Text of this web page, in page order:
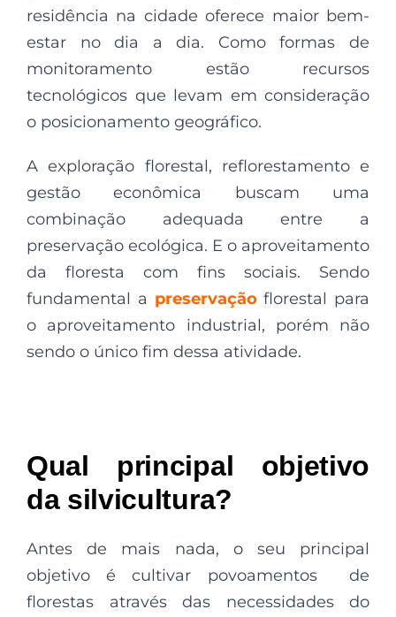
residência na cidade oferece maior bem-
estar no dia a dia. Como formas de
monitoramento estão recursos
tecnológicos que levam em consideração
o posicionamento geográfico.
A exploração florestal, reflorestamento e
gestão econômica buscam uma
combinação adequada entre a
preservação ecológica. E o aproveitamento
da floresta com fins sociais. Sendo
fundamental a preservação florestal para
o aproveitamento industrial, porém não
sendo o único fim dessa atividade.
Qual principal objetivo
da silvicultura?
Antes de mais nada, o seu principal
objetivo é cultivar povoamentos de
florestas através das necessidades do